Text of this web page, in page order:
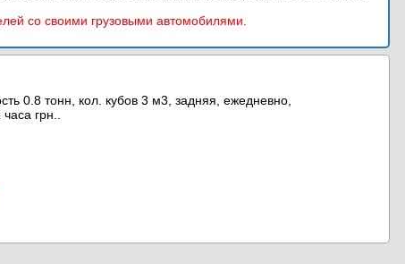
со своими грузовыми автомобилями.
0.8 тонн, кол. кубов 3 м3, задняя, ежедневно,
грн..